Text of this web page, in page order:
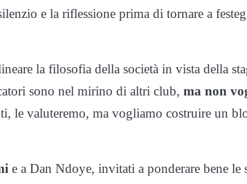
e la riflessione prima di tornare a
la filosofia della società in vista della
sono nel mirino di altri club, ma non
le valuteremo, ma vogliamo costruire un
e a Dan Ndoye, invitati a ponderare bene le